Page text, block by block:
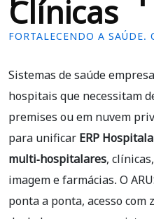
Clínicas
FORTALECENDO A
Sistemas de saúde
hospitais que necessitam
premises ou em nuvem
para unificarERP
multi-hospitalares,
imagem e farmácias. O
ponta a ponta, acesso